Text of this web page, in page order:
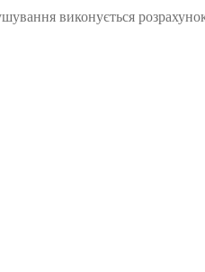
виконується